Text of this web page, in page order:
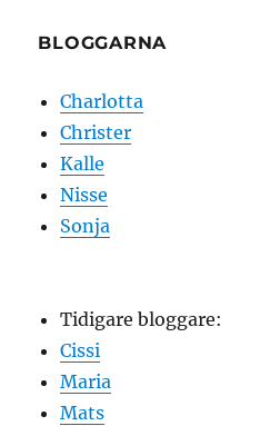
BLOGGARNA
Charlotta
Christer
Kalle
Nisse
Sonja
Tidigare bloggare:
Cissi
Maria
Mats